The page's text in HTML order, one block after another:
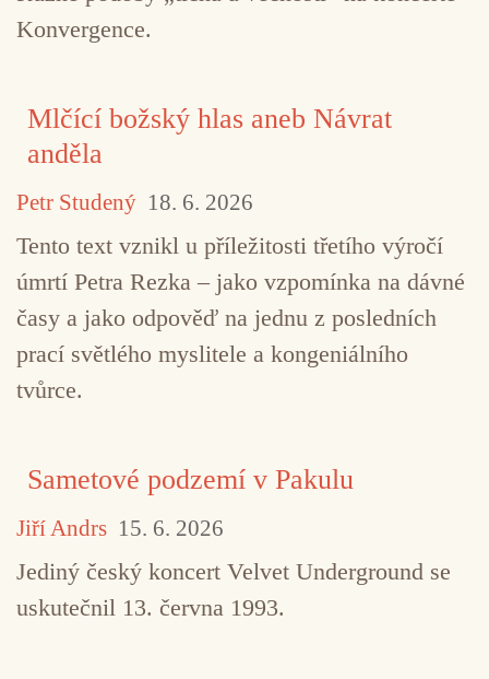
Konvergence.
Mlčící božský hlas aneb Návrat
anděla
Petr Studený 18. 6. 2026
Tento text vznikl u příležitosti třetího výročí
úmrtí Petra Rezka – jako vzpomínka na dávné
časy a jako odpověď na jednu z posledních
prací světlého myslitele a kongeniálního
tvůrce.
Sametové podzemí v Pakulu
Jiří Andrs 15. 6. 2026
Jediný český koncert Velvet Underground se
uskutečnil 13. června 1993.